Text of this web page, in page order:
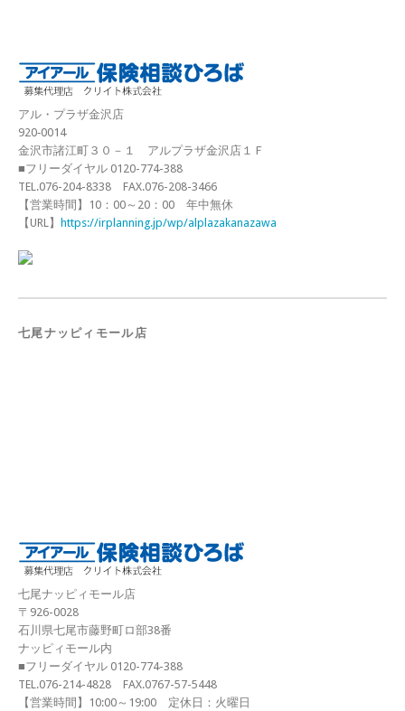
アル・プラザ金沢店
920‐0014
金沢市諸江町３０－１ アルプラザ金沢店１Ｆ
■フリーダイヤル 0120-774-388
TEL.076-204-8338 FAX.076-208-3466
【営業時間】10：00～20：00 年中無休
【URL】 https://irplanning.jp/wp/alplazakanazawa
七尾ナッピィモール店
七尾ナッピィモール店
〒926-0028
石川県七尾市藤野町ロ部38番
ナッピィモール内
■フリーダイヤル 0120-774-388
TEL.076-214-4828 FAX.0767-57-5448
【営業時間】10:00～19:00 定休日：火曜日